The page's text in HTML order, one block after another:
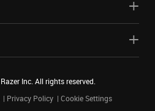
Razer Inc. All rights reserved.
Privacy Policy Cookie Settings